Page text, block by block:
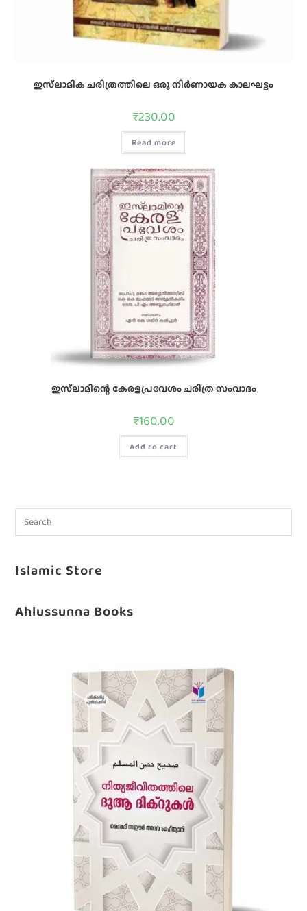
ഇസ്‌ലാമിക ചരിത്രത്തിലെ ഒരു നിര്‍ണായക കാലഘട്ടം
₹230.00
Read more
ഇസ്‌ലാമിന്റെ കേരളപ്രവേശം ചരിത്ര സംവാദം
₹160.00
Add to cart
Islamic Store
Ahlussunna Books